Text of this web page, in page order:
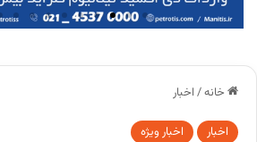
خانه/ اخبار
اخبار اخبار ویژه